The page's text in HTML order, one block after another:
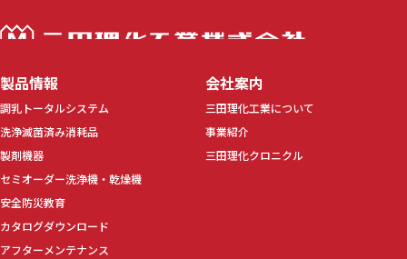
三田理化工業
製品情報
調乳トータルシステム
洗浄滅菌済み消耗品
製剤機器
セミオーダー洗浄機・乾燥機
安全防災教育
カタログダウンロード
アフターメンテナンス
会社案内
三田理化工業について
事業紹介
三田理化クロニクル